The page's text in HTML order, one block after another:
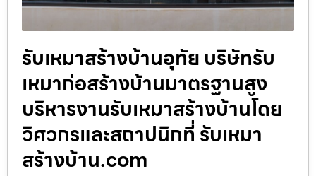
รับเหมาสร้างบ้านอุทัย บริษัทรับ
เหมาก่อสร้างบ้านมาตรฐานสูง
บริหารงานรับเหมาสร้างบ้านโดย
วิศวกรและสถาปนิกที่ รับเหมา
สร้างบ้าน.com